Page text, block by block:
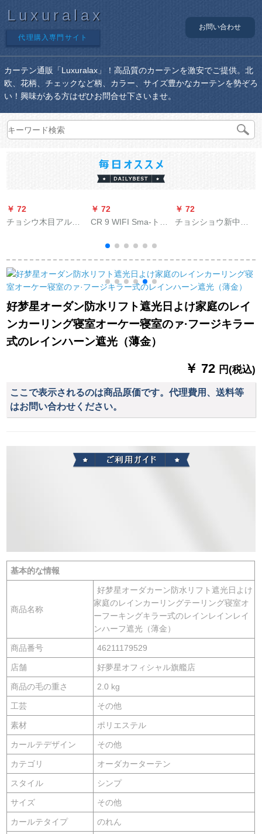
Luxuralax
代理購入専門サイト
お問い合わせ
カーテン通販「Luxuralax」！高品質のカーテンを激安でご提供。北
欧、花柄、チェックなど柄、カラー、サイズ豊かなカーテンを勢ぞろ
い！興味がある方はぜひお問合せ下さいませ。
￥ 72
チョシウ木目アルミ
柚木色-ダブルポルは
何メトルですか？
￥ 72
CR 9 WIFI Sma-ト电
自动的にベルトの精
霊音响コートントラ
ックトラックトラッ
ク毎の価格格PFK-GD
01-02に合する。
￥ 72
チョシショウ新中国
光布カーターテーテ
テンテーテンンンテ
ーピング書斎ビエン
グ寝室出窓レ·スタッ
ト玉傷知秋紗カータ
ーテーク加工、打孔
好梦星オーダン防水リフト遮光日よけ家庭のレイ
ンカーリング寝室オーケー寝室のァ·フージキラー
式のレインハーン遮光（薄金）
￥ 72 円(税込)
ここで表示されるのは商品原価です。代理費用、送料等
はお問い合わせください。
基本的な情報
商品名称
好梦星オーダカーン防水リフト遮光日よけ
家庭のレインカーリングテーリング寝室オ
ーフーキングキラー式のレインレインレイ
ンハーフ遮光（薄金）
商品番号 46211179529
店舗 好夢星オフィシャル旗艦店
商品の毛の重さ 2.0 kg
工芸 その他
素材 ポリエステル
カールテデザイン その他
カテゴリ オーダカーターテン
スタイル シンプ
サイズ その他
カールテタイプ のれん